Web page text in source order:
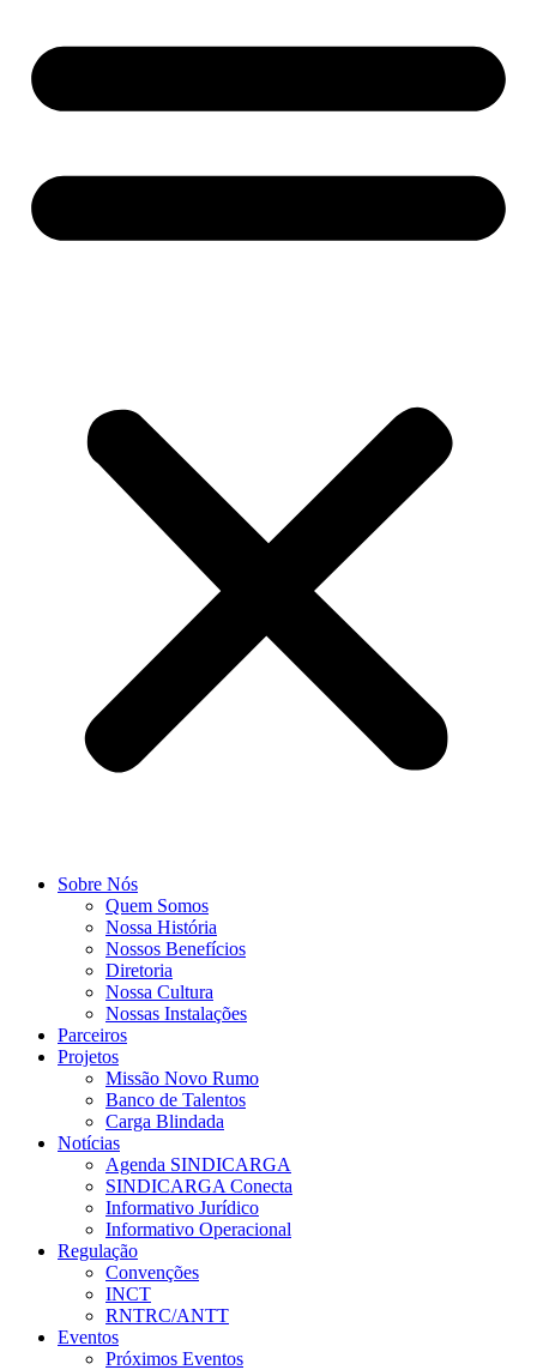
Sobre Nós
Quem Somos
Nossa História
Nossos Benefícios
Diretoria
Nossa Cultura
Nossas Instalações
Parceiros
Projetos
Missão Novo Rumo
Banco de Talentos
Carga Blindada
Notícias
Agenda SINDICARGA
SINDICARGA Conecta
Informativo Jurídico
Informativo Operacional
Regulação
Convenções
INCT
RNTRC/ANTT
Eventos
Próximos Eventos